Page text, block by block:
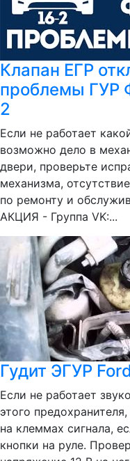
Клапан ЕГР
проблемы ГУР
2
Если не работает
возможно дело в
двери, проверьте
механизма,
по ремонту и
АКЦИЯ - Группа VK:...
Гудит ЭГУР
Если не работает
этого
на клеммах сигнала,
кнопки на руле.